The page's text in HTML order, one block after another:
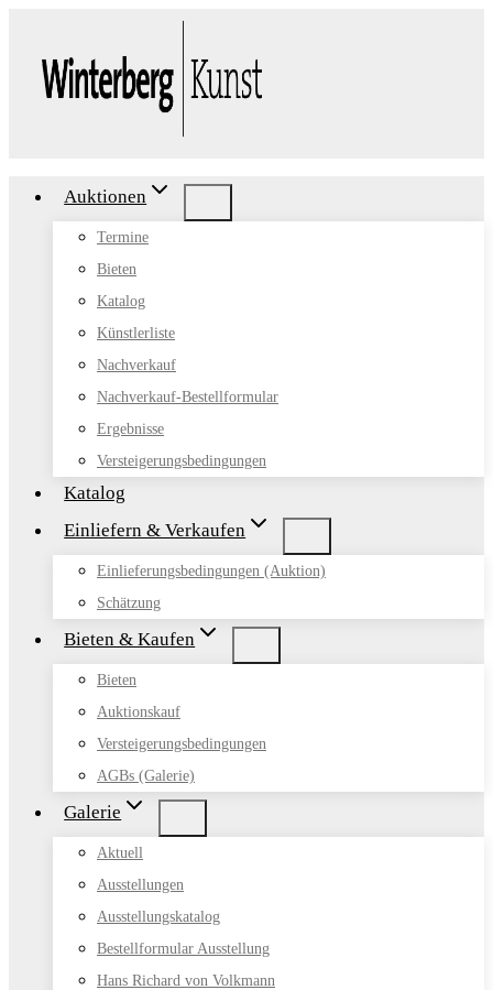
springen
Auktionen
Termine
Bieten
Katalog
Künstlerliste
Nachverkauf
Nachverkauf-Bestellformular
Ergebnisse
Versteigerungsbedingungen
Katalog
Einliefern & Verkaufen
Einlieferungsbedingungen (Auktion)
Schätzung
Bieten & Kaufen
Bieten
Auktionskauf
Versteigerungsbedingungen
AGBs (Galerie)
Galerie
Aktuell
Ausstellungen
Ausstellungskatalog
Bestellformular Ausstellung
Hans Richard von Volkmann